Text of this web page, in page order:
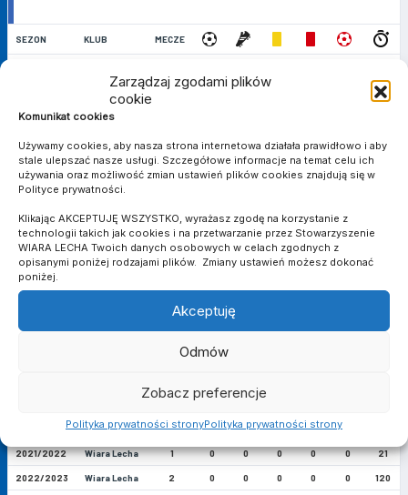
Zarządzaj zgodami plików
cookie
Komunikat cookies
Używamy cookies, aby nasza strona internetowa działała prawidłowo i aby
stale ulepszać nasze usługi. Szczegółowe informacje na temat celu ich
używania oraz możliwość zmian ustawień plików cookies znajdują się w
Polityce prywatności.
Klikając AKCEPTUJĘ WSZYSTKO, wyrażasz zgodę na korzystanie z
technologii takich jak cookies i na przetwarzanie przez Stowarzyszenie
WIARA LECHA Twoich danych osobowych w celach zgodnych z
opisanymi poniżej rodzajami plików. Zmiany ustawień możesz dokonać
poniżej.
Akceptuję
Odmów
Zobacz preferencje
Polityka prywatności stronyPolityka prywatności strony
SEZON KLUB MECZE
26 2059
Suma -
B-KLASA
SEZON KLUB MECZE
2023/2024
Wiara Lecha II
KLUB MECZE
2021/2022 Wiara Lecha 1 0 0 0 0 0 21
2022/2023 Wiara Lecha 2 0 0 0 0 0 120